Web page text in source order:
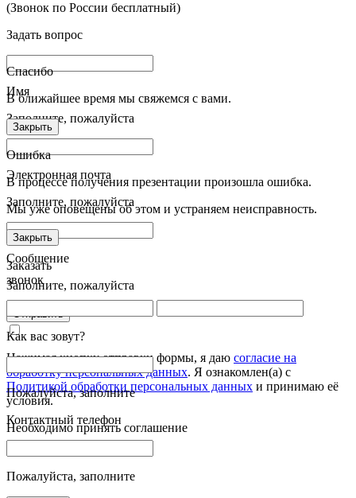
(Звонок по России бесплатный)
Задать вопрос
Имя
Заполните, пожалуйста
Электронная почта
Заполните, пожалуйста
Сообщение
Заполните, пожалуйста
Отправить
Нажимая кнопку отправки формы, я даю согласие на
обработку персональных данных. Я ознакомлен(а) с
Политикой обработки персональных данных и принимаю её
условия.
Необходимо принять соглашение
Спасибо
В ближайшее время мы свяжемся с вами.
Закрыть
Ошибка
В процессе получения презентации произошла ошибка.
Мы уже оповещены об этом и устраняем неисправность.
Закрыть
Заказать
звонок
Как вас зовут?
Пожалуйста, заполните
Контактный телефон
Пожалуйста, заполните